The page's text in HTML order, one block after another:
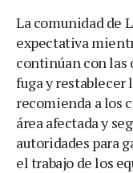
La comunidad de
expectativa
continúan con las
fuga y restablecer
recomienda a los
área afectada y
autoridades para
el trabajo de los